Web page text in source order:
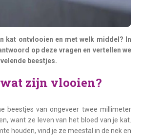
kat ontvlooien en met welk middel? In
op deze vragen en vertellen we
beestjes.
zijn vlooien?
beestjes van ongeveer twee millimeter
want ze leven van het bloed van je kat.
houden, vind je ze meestal in de nek en